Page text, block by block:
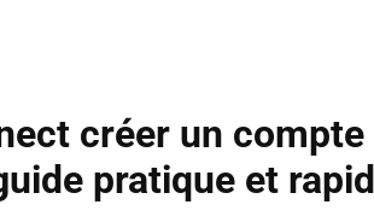
créer un compte
pratique et